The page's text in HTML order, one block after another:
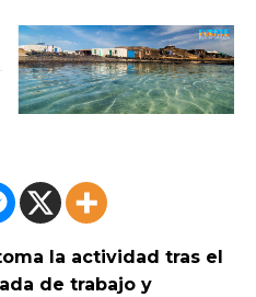
la actividad tras el
de trabajo y